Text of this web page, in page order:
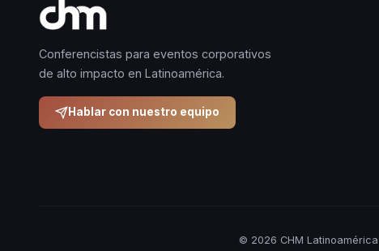
Conferencistas para eventos corporativos
de alto impacto en Latinoamérica.
Hablar con nuestro equipo
© 2026 CHM